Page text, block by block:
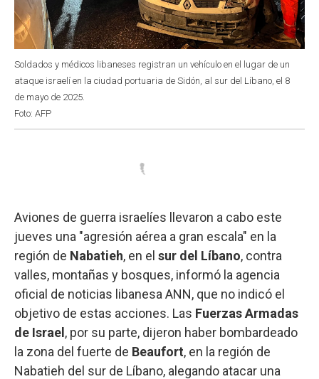
Soldados y médicos libaneses registran un vehículo en el lugar de un
ataque israelí en la ciudad portuaria de Sidón, al sur del Líbano, el 8
de mayo de 2025.
Foto: AFP
Aviones de guerra israelíes llevaron a cabo este
jueves una "agresión aérea a gran escala" en la
región de Nabatieh, en el sur del Líbano, contra
valles, montañas y bosques, informó la agencia
oficial de noticias libanesa ANN, que no indicó el
objetivo de estas acciones. Las Fuerzas Armadas
de Israel , por su parte, dijeron haber bombardeado
la zona del fuerte de Beaufort, en la región de
Nabatieh del sur de Líbano, alegando atacar una